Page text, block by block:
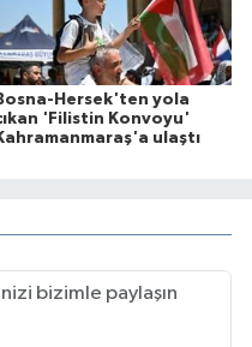
Hersek'ten yola
'Filistin Konvoyu'
ulaştı